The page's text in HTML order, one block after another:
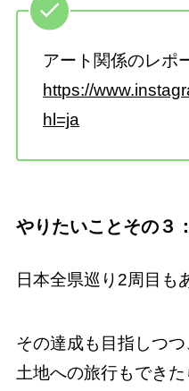
アート関係のレポ
https://
hl=ja
やりたいことその３
日本全県巡り2周目も
その達成も目指しつ
土地への旅行もでき